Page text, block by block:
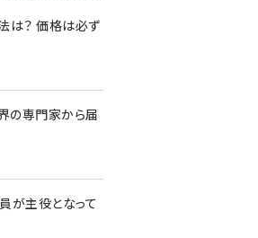
は？ 価格は必ず
の専門家から届
が主役となって